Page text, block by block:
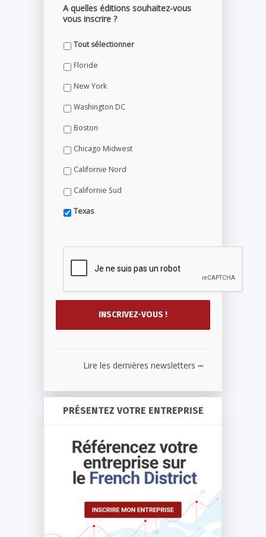
A quelles éditions souhaitez-vous
vous inscrire ?
Tout sélectionner
Floride
New York
Washington DC
Boston
Chicago Midwest
Californie Nord
Californie Sud
Texas
Lire les dernières newsletters ...
PRÉSENTEZ VOTRE ENTREPRISE